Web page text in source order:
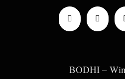
BODHI –